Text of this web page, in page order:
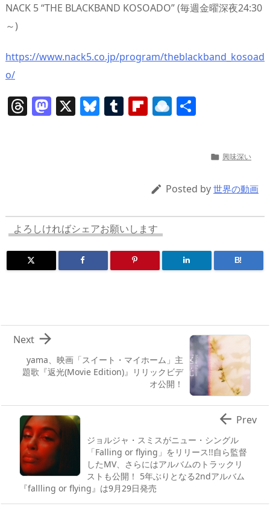
NACK 5 “THE BLACKBAND KOSOADO” (毎週金曜深夜24:30
～)
https://www.nack5.co.jp/program/theblackband_kosoad
o/
T
h
M
a
n
X Bl
u
T
u
Fl
ip
ar
d
R
ai
ro
io
 興味深い
 Posted by 世界の動画
よろしければシェアお願いします
B!
yama、映画「スイート・マイホーム」主
題歌『返光(Movie Edition)』リリックビデ
オ公開！

Next
ジョルジャ・スミスがニュー・シングル
「Falling or flying」をリリース!!自ら監督
したMV、さらにはアルバムのトラックリ
ストも公開！ 5年ぶりとなる2ndアルバム
『fallling or flying』は9月29日発売
 Prev